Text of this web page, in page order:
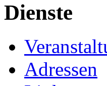
Dienste
Adressen